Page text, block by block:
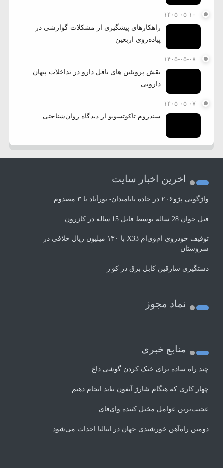
۱۴۰۵-۰۵-۱۰
راهکارهای پیشگیری از مشکلات گوارشی در
پیاده‌روی اربعین
۱۴۰۵-۰۵-۰۸
نقش پروتئین های ناقل دارو در تداخلات پنهان
دارویی
۱۴۰۵-۰۵-۰۷
سندروم تاکوتسوبو از دیدگاه روان‌شناختی
اخرین اخبار سایت
واژگونی پژو۲۰۶ در جاده بابامیدان- نورآباد با ۳ مصدوم
قتل جوان 28 ساله توسط قاتل 15 ساله در کازرون
توقیف خودروی ام‌وی‌ام X33 با ۱۳۰ میلیون ریال خلافی در
سروستان
دستگیری سارقین کابل برق در کوار
نماد مجوز
منابع خبری
چند راه‌ ساده برای خنک کردن گوشی داغ
چهار کاری که هنگام شارژ آیفون نباید انجام دهیم
عجیب‌ترین عوامل مختل کننده وای‌فای
دومین راه‌آهن خورشیدی جهان در ایتالیا احداث می‌شود